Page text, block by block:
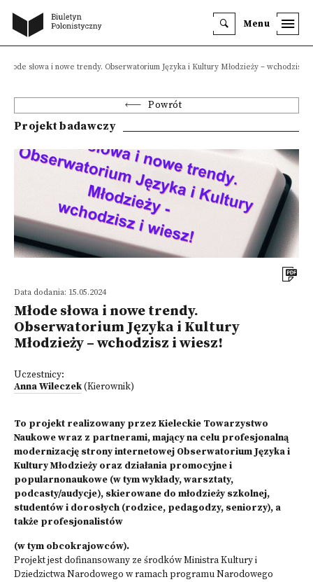
Menu
Młode słowa i nowe trendy. Obserwatorium Języka i Kultury Młodzieży – wchodzisz i
Powrót
Projekt badawczy
Data dodania: 15.05.2024
Młode słowa i nowe trendy.
Obserwatorium Języka i Kultury
Młodzieży – wchodzisz i wiesz!
Uczestnicy:
Anna Wileczek(Kierownik)
To projekt realizowany przez Kieleckie Towarzystwo
Naukowewraz z partnerami, mający na celu profesjonalną
modernizację strony internetowej Obserwatorium Języka i
Kultury Młodzieżyoraz działania promocyjne i
popularnonaukowe (w tym wykłady, warsztaty,
podcasty/audycje), skierowane do młodzieży szkolnej,
studentów i dorosłych (rodzice, pedagodzy, seniorzy), a
także profesjonalistów
(w tym obcokrajowców).
Projekt jest dofinansowany ze środków Ministra Kultury i
Dziedzictwa Narodowego w ramach programu Narodowego